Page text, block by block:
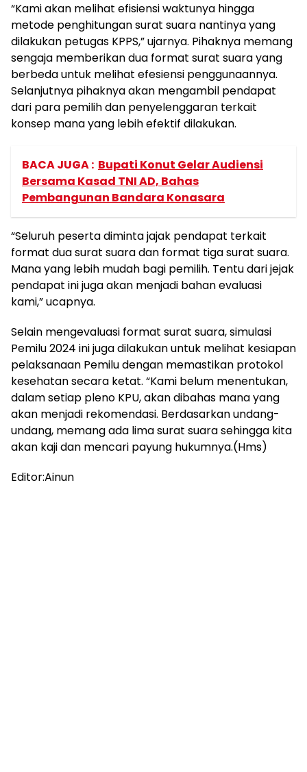
“Kami akan melihat efisiensi waktunya hingga
metode penghitungan surat suara nantinya yang
dilakukan petugas KPPS,” ujarnya. Pihaknya memang
sengaja memberikan dua format surat suara yang
berbeda untuk melihat efesiensi penggunaannya.
Selanjutnya pihaknya akan mengambil pendapat
dari para pemilih dan penyelenggaran terkait
konsep mana yang lebih efektif dilakukan.
BACA JUGA : Bupati Konut Gelar Audiensi
Bersama Kasad TNI AD, Bahas
Pembangunan Bandara Konasara
“Seluruh peserta diminta jajak pendapat terkait
format dua surat suara dan format tiga surat suara.
Mana yang lebih mudah bagi pemilih. Tentu dari jejak
pendapat ini juga akan menjadi bahan evaluasi
kami,” ucapnya.
Selain mengevaluasi format surat suara, simulasi
Pemilu 2024 ini juga dilakukan untuk melihat kesiapan
pelaksanaan Pemilu dengan memastikan protokol
kesehatan secara ketat. “Kami belum menentukan,
dalam setiap pleno KPU, akan dibahas mana yang
akan menjadi rekomendasi. Berdasarkan undang-
undang, memang ada lima surat suara sehingga kita
akan kaji dan mencari payung hukumnya.(Hms)
Editor:Ainun